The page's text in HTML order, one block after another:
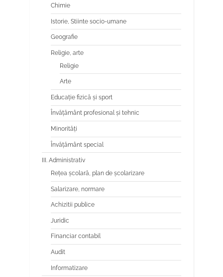
Chimie
Istorie, Stiinte socio-umane
Geografie
Religie, arte
Religie
Arte
Educaţie fizică şi sport
Învăţământ profesional şi tehnic
Minorităţi
Învăţământ special
III. Administrativ
Reţea şcolară, plan de şcolarizare
Salarizare, normare
Achizitii publice
Juridic
Financiar contabil
Audit
Informatizare